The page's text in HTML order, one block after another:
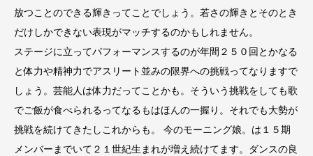
放つことのできる輝きってことでしょう。若さの輝きとそのとき
だけしかできない表現がマッチするのかもしれません。
ステージに立ってパフォーマンスするのが年間２５０回とかなる
と体力や精神力でアスリート並みの限界への挑戦ってなりますで
しょう。芸能人は体力だってことかも。そういう挑戦をしても歌
でご飯が食べられるってなるもはほんの一握り。それでも大勢が
挑戦を続けてきたしこれからも。 今のモーニング娘。は１５期
メンバーまでいて２１世紀生まれが増え続けてます。ダンスの良